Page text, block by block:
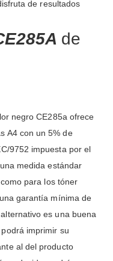
de resultados
de
negro CE285a ofrece
A4 con un 5% de
9752 impuesta por el
medida estándar
para los tóner
garantía mínima de
es una buena
imprimir su
al del producto